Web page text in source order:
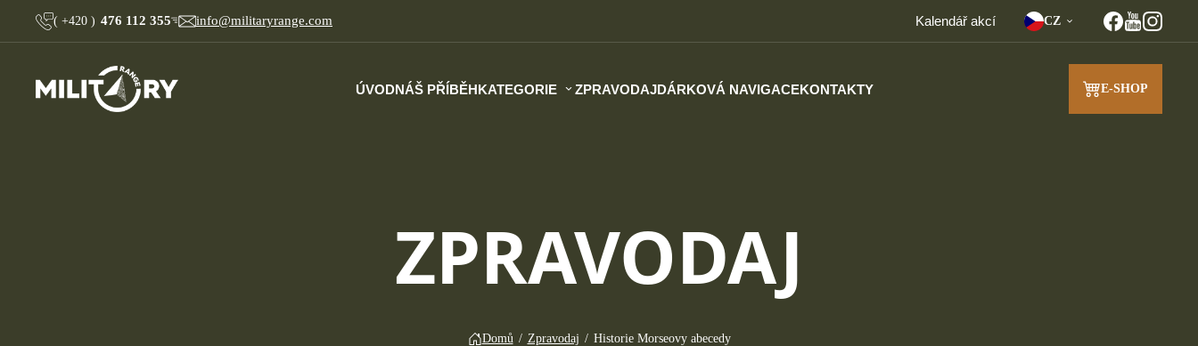
( +420 ) 476 112 355 info@militaryrange.com Kalendář akcí CZ
ÚVODNÁŠ PŘÍBĚHKATEGORIE ZPRAVODAJDÁRKOVÁ NAVIGACEKONTAKTY E-SHOP
ZPRAVODAJ
Domů / Zpravodaj / Historie Morseovy abecedy